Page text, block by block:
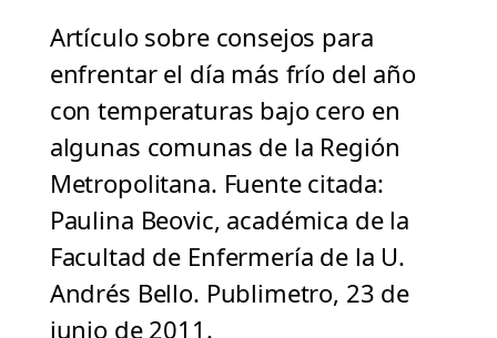
Artículo sobre consejos para
enfrentar el día más frío del año
con temperaturas bajo cero en
algunas comunas de la Región
Metropolitana. Fuente citada:
Paulina Beovic, académica de la
Facultad de Enfermería de la U.
Andrés Bello. Publimetro, 23 de
junio de 2011.